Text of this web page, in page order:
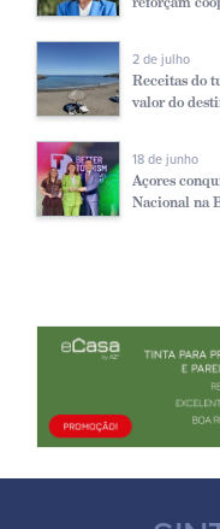
2 de julho
Receitas do
valor do
18 de junho
Açores
Nacional na